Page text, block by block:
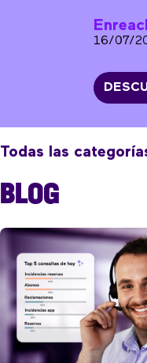
16/07/
Todas las
BLOG